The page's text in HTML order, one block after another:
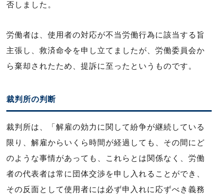
否しました。
労働者は、使用者の対応が不当労働行為に該当する旨
主張し、救済命令を申し立てましたが、労働委員会か
ら棄却されたため、提訴に至ったというものです。
裁判所の判断
裁判所は、「解雇の効力に関して紛争が継続している
限り、解雇からいくら時間が経過しても、その間にど
のような事情があっても、これらとは関係なく、労働
者の代表者は常に団体交渉を申し入れることができ、
その反面として使用者には必ず申入れに応ずべき義務